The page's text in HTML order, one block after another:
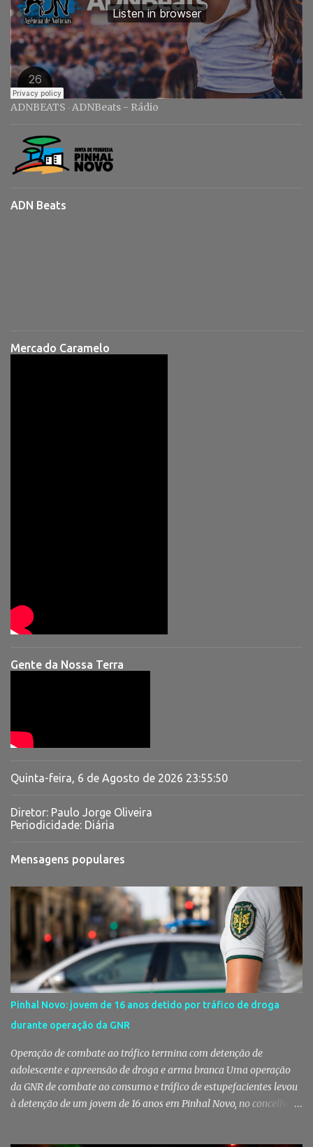
ADNBEATS · ADNBeats - Rádio
ADN Beats
Mercado Caramelo
Gente da Nossa Terra
Quinta-feira, 6 de Agosto de 2026 23:55:51
Diretor: Paulo Jorge Oliveira
Periodicidade: Diária
Mensagens populares
Pinhal Novo: jovem de 16 anos detido por tráfico de droga
durante operação da GNR
Operação de combate ao tráfico termina com detenção de
adolescente e apreensão de droga e arma branca Uma operação
da GNR de combate ao consumo e tráfico de estupefacientes levou
à detenção de um jovem de 16 anos em Pinhal Novo, no concelho